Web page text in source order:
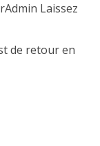
Laissez
de retour en